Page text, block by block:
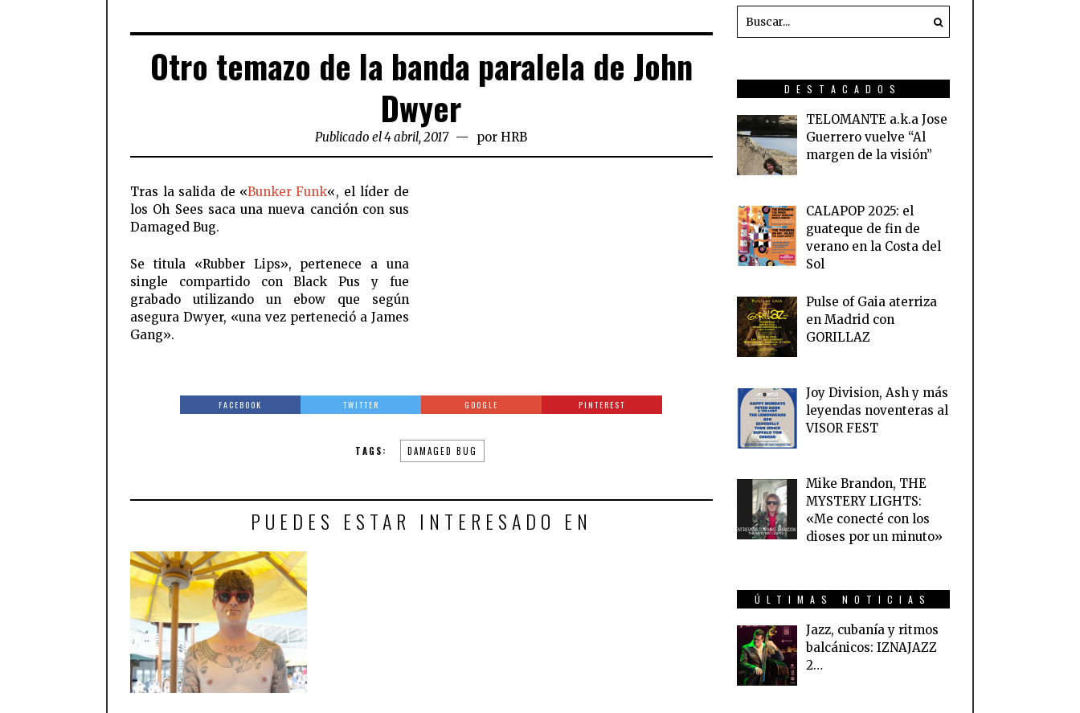
Otro temazo de la banda paralela de John
Dwyer
Publicado el 4 abril, 2017 porHRB
Tras la salida de «Bunker Funk«, el líder de
los Oh Sees saca una nueva canción con sus
Damaged Bug.
Se titula «Rubber Lips», pertenece a una
single compartido con Black Pus y fue
grabado utilizando un ebow que según
asegura Dwyer, «una vez perteneció a James
Gang».
FACEBOOK TWITTER GOOGLE PINTEREST
TAGS: DAMAGED BUG
PUEDES ESTAR INTERESADO EN
DESTACADOS
TELOMANTE a.k.a Jose
Guerrero vuelve “Al
margen de la visión”
CALAPOP 2025: el
guateque de fin de
verano en la Costa del
Sol
Pulse of Gaia aterriza
en Madrid con
GORILLAZ
Joy Division, Ash y más
leyendas noventeras al
VISOR FEST
Mike Brandon, THE
MYSTERY LIGHTS:
«Me conecté con los
dioses por un minuto»
ÚLTIMAS NOTICIAS
Jazz, cubanía y ritmos
balcánicos: IZNAJAZZ
2…